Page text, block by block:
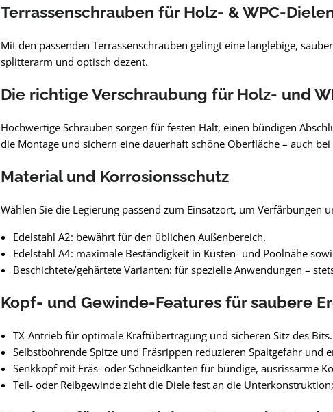
Terrassenschrauben für Holz- & WPC-
Mit den passenden Terrassenschrauben gelingt eine langlebige,
splitterarm und optisch dezent.
Die richtige Verschraubung für Holz- und
Hochwertige Schrauben sorgen für festen Halt, einen bündigen
die Montage und sichern eine dauerhaft schöne Oberfläche – auch
Material und Korrosionsschutz
Wählen Sie die Legierung passend zum Einsatzort, um Verfärbungen
Edelstahl A2: bewährt für den üblichen Außenbereich.
Edelstahl A4: maximale Beständigkeit in Küsten- und Poolnähe
Beschichtete/gehärtete Varianten: für spezielle Anwendungen –
Kopf- und Gewinde-Features für saubere
TX-Antrieb für optimale Kraftübertragung und sicheren Sitz des Bits.
Selbstbohrende Spitze und Fräsrippen reduzieren Spaltgefahr und
Senkkopf mit Fräs- oder Schneidkanten für bündige, ausrissarme
Teil- oder Reibgewinde zieht die Diele fest an die